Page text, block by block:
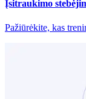
Įsitraukimo
Pažiūrėkite, kas